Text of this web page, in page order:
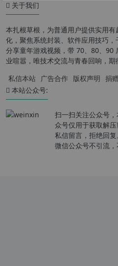
关于我们
本扎根草根，为普通用户提供实用
化，聚焦系统封装、软件应用技巧
分享童年游戏视频，带 70、80、90
业喧嚣，唯技术交流与青春回响，期
私信本站 广告合作 版权声明 捐
本站公众号:
扫一扫关注公众号
众号仅用于获取解
私信留言，拒绝回复
微信公众号不引流，